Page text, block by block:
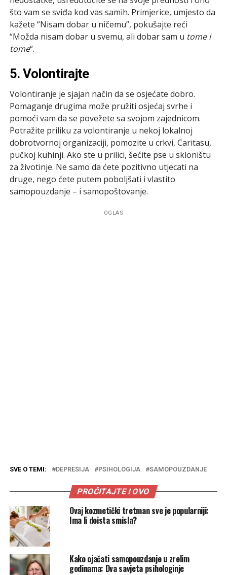
što vam se sviđa kod vas samih. Primjerice, umjesto da
kažete “Nisam dobar u ničemu”, pokušajte reći
“Možda nisam dobar u svemu, ali dobar sam u tome i
tome“.
5. Volontirajte
Volontiranje je sjajan način da se osjećate dobro.
Pomaganje drugima može pružiti osjećaj svrhe i
pomoći vam da se povežete sa svojom zajednicom.
Potražite priliku za volontiranje u nekoj lokalnoj
dobrotvornoj organizaciji, pomozite u crkvi, Caritasu,
pučkoj kuhinji. Ako ste u prilici, šećite pse u skloništu
za životinje. Ne samo da ćete pozitivno utjecati na
druge, nego ćete putem poboljšati i vlastito
samopouzdanje – i samopoštovanje.
OGLAS
SVE O TEMI: DEPRESIJA PSIHOLOGIJA SAMOPOUZDANJE
PROČITAJTE I OVO
Ovaj kozmetički tretman sve je popularniji:
Ima li doista smisla?
Kako ojačati samopouzdanje u zrelim
godinama: Dva savjeta psihologinje